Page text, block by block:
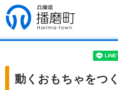
兵庫県 播磨
町
動くおもちゃをつ